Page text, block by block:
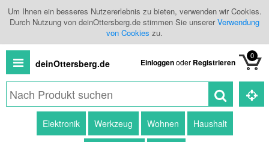
Um Ihnen ein besseres Nutzererlebnis zu bieten, verwenden wir Cookies.
Durch Nutzung von deinOttersberg.de stimmen Sie unsererVerwendung
von Cookies zu.
deinOttersberg.de Einloggenoder Registrieren
0
Produkte
Elektronik Werkzeug Wohnen Haushalt